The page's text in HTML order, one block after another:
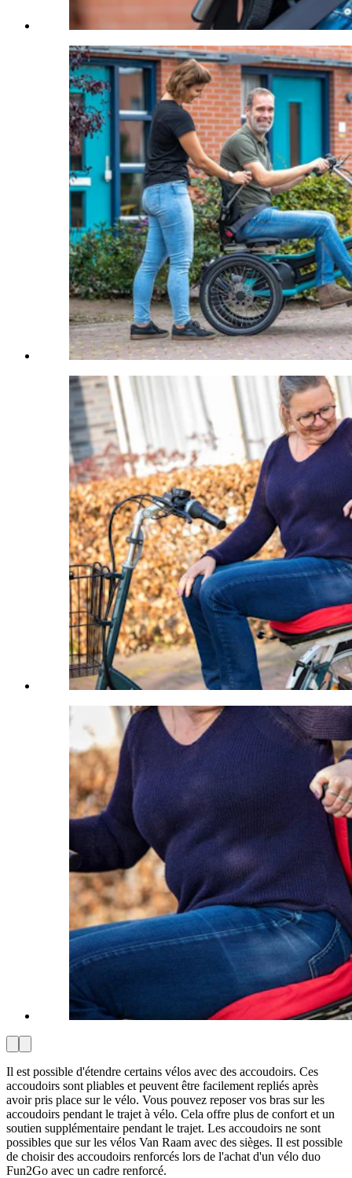
Il est possible d'étendre certains vélos avec des accoudoirs. Ces
accoudoirs sont pliables et peuvent être facilement repliés après
avoir pris place sur le vélo. Vous pouvez reposer vos bras sur les
accoudoirs pendant le trajet à vélo. Cela offre plus de confort et un
soutien supplémentaire pendant le trajet. Les accoudoirs ne sont
possibles que sur les vélos Van Raam avec des sièges. Il est possible
de choisir des accoudoirs renforcés lors de l'achat d'un vélo duo
Fun2Go avec un cadre renforcé.